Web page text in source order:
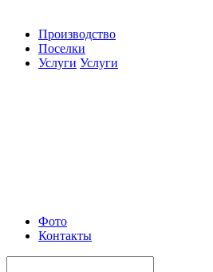
Производство
Поселки
Услуги Услуги
Фото
Контакты